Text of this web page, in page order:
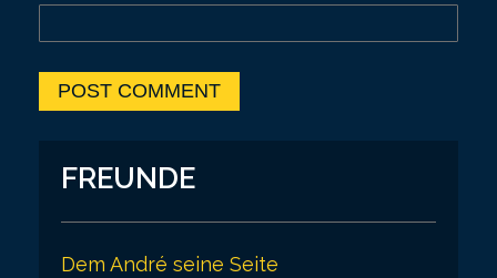
FREUNDE
Dem André seine Seite